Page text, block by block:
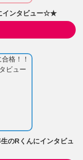
インタビュー☆★
のRくんにインタビュ